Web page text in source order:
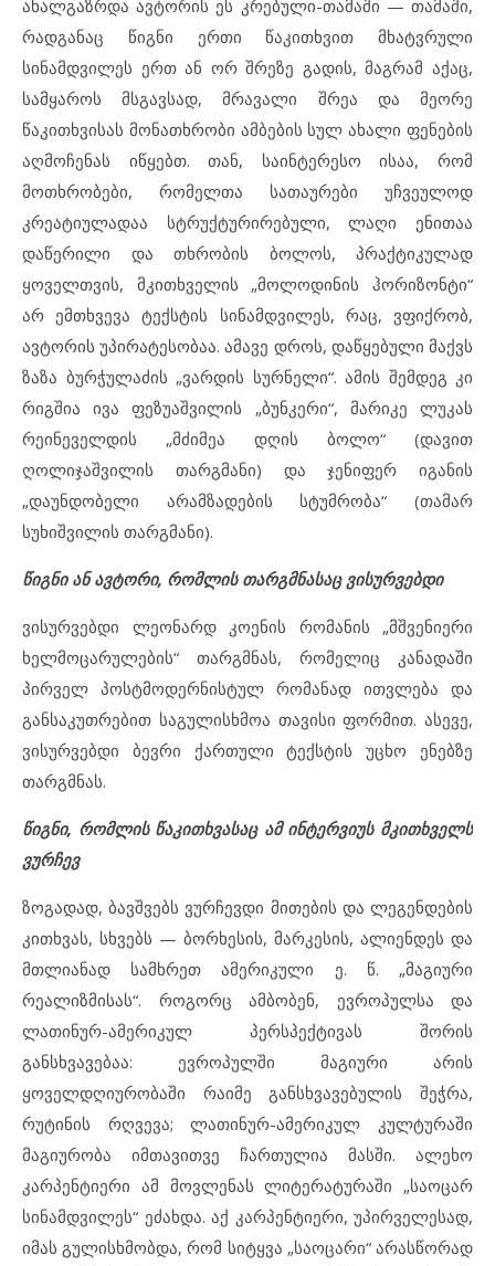
ახალგაზრდა ავტორის ეს კრებული-თამაში — თამაში,
რადგანაც წიგნი ერთი წაკითხვით მხატვრული
სინამდვილეს ერთ ან ორ შრეზე გადის, მაგრამ აქაც,
სამყაროს მსგავსად, მრავალი შრეა და მეორე
წაკითხვისას მონათხრობი ამბების სულ ახალი ფენების
აღმოჩენას იწყებთ. თან, საინტერესო ისაა, რომ
მოთხრობები, რომელთა სათაურები უჩვეულოდ
კრეატიულადაა სტრუქტურირებული, ლაღი ენითაა
დაწერილი და თხრობის ბოლოს, პრაქტიკულად
ყოველთვის, მკითხველის „მოლოდინის ჰორიზონტი“
არ ემთხვევა ტექსტის სინამდვილეს, რაც, ვფიქრობ,
ავტორის უპირატესობაა. ამავე დროს, დაწყებული მაქვს
ზაზა ბურჭულაძის „ვარდის სურნელი“. ამის შემდეგ კი
რიგშია ივა ფეზუაშვილის „ბუნკერი“, მარიკე ლუკას
რეინეველდის „მძიმეა დღის ბოლო“ (დავით
ღოლიჯაშვილის თარგმანი) და ჯენიფერ იგანის
„დაუნდობელი არამზადების სტუმრობა“ (თამარ
სუხიშვილის თარგმანი).
წიგნი ან ავტორი, რომლის თარგმნასაც ვისურვებდი
ვისურვებდი ლეონარდ კოენის რომანის „მშვენიერი
ხელმოცარულების“ თარგმნას, რომელიც კანადაში
პირველ პოსტმოდერნისტულ რომანად ითვლება და
განსაკუთრებით საგულისხმოა თავისი ფორმით. ასევე,
ვისურვებდი ბევრი ქართული ტექსტის უცხო ენებზე
თარგმნას.
წიგნი, რომლის წაკითხვასაც ამ ინტერვიუს მკითხველს
ვურჩევ
ზოგადად, ბავშვებს ვურჩევდი მითების და ლეგენდების
კითხვას, სხვებს — ბორხესის, მარკესის, ალიენდეს და
მთლიანად სამხრეთ ამერიკული ე. წ. „მაგიური
რეალიზმისას“. როგორც ამბობენ, ევროპულსა და
ლათინურ-ამერიკულ პერსპექტივას შორის
განსხვავებაა: ევროპულში მაგიური არის
ყოველდღიურობაში რაიმე განსხვავებულის შეჭრა,
რუტინის რღვევა; ლათინურ-ამერიკულ კულტურაში
მაგიურობა იმთავითვე ჩართულია მასში. ალეხო
კარპენტიერი ამ მოვლენას ლიტერატურაში „საოცარ
სინამდვილეს“ ეძახდა. აქ კარპენტიერი, უპირველესად,
იმას გულისხმობდა, რომ სიტყვა „საოცარი“ არასწორად